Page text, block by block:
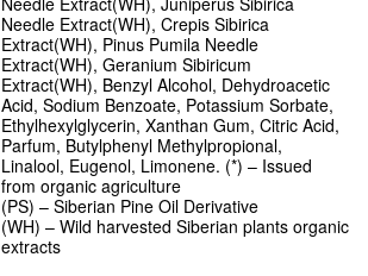
Needle Extract(WH), Crepis Sibirica
Extract(WH), Pinus Pumila Needle
Extract(WH), Geranium Sibiricum
Extract(WH), Benzyl Alcohol, Dehydroacetic
Acid, Sodium Benzoate, Potassium Sorbate,
Ethylhexylglycerin, Xanthan Gum, Citric Acid,
Parfum, Butylphenyl Methylpropional,
Linalool, Eugenol, Limonene. (*) – Issued
from organic agriculture
(PS) – Siberian Pine Oil Derivative
(WH) – Wild harvested Siberian plants organic
extracts